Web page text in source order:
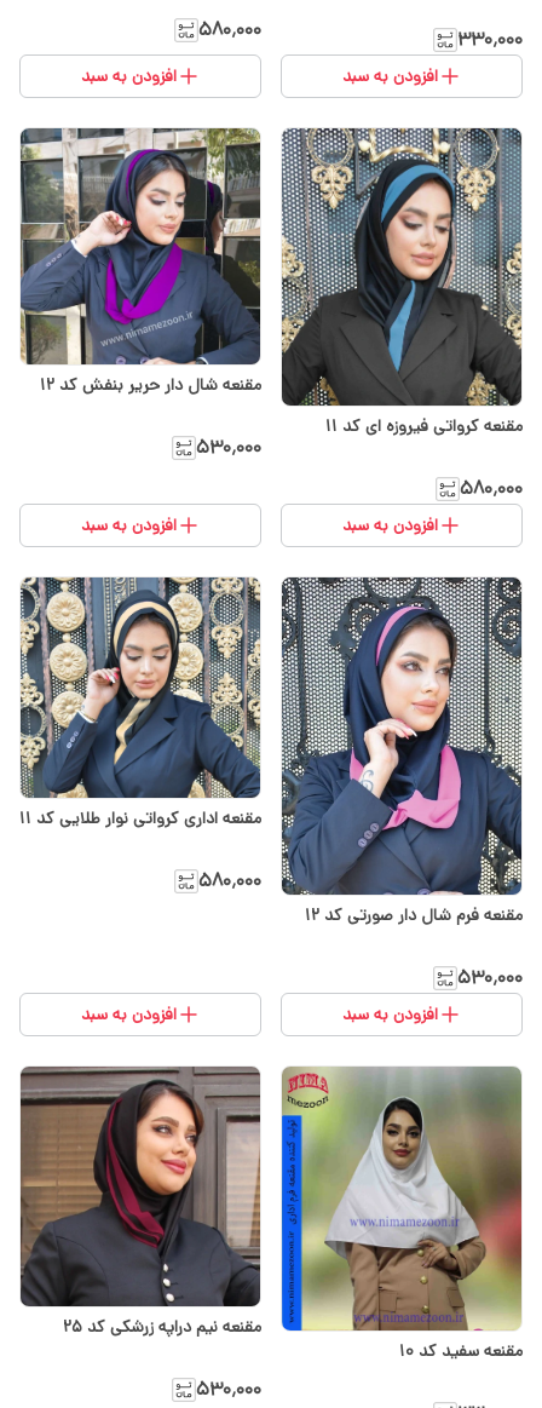
۳۳۰٬۰۰۰
افزودن به سبد
۵۸۰٬۰۰۰
افزودن به سبد
مقنعه کرواتی فیروزه ای کد ۱۱
۵۸۰٬۰۰۰
افزودن به سبد
مقنعه شال دار حریر بنفش کد 12
۵۳۰٬۰۰۰
افزودن به سبد
مقنعه فرم شال دار صورتی کد 12
۵۳۰٬۰۰۰
افزودن به سبد
مقنعه اداری کرواتی نوار طلایی کد ۱۱
۵۸۰٬۰۰۰
افزودن به سبد
مقنعه سفید کد 10
مقنعه نیم دراپه زرشکی کد 25
۵۳۰٬۰۰۰